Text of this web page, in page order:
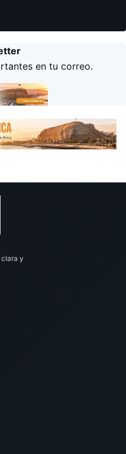
en tu correo.
y